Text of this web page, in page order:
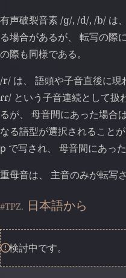
有声破裂音素 /ɡ/, /d/, /b/ は
る場合があるが、 転写の際
の際も同様である。
/r/ は、 語頭や子音直後に現
ɾɾ/ という子音連続として
るが、 母音間にあった場合
なる語型が選択されること
р で写され、 母音間にあっ
重母音は、 主音のみが転写
#TPZ. 日本語から
検討中です。